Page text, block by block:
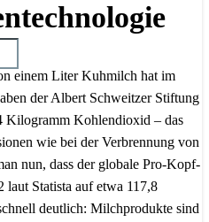
einem Liter Kuhmilch hat im
der Albert Schweitzer Stiftung
Kohlendioxid – das
wie bei der Verbrennung von
nun, dass der globale Pro-Kopf-
Statista auf etwa 117,8
deutlich: Milchprodukte sind